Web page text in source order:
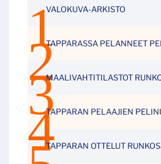
VALOKUVA-ARKISTO
TAPPARASSA PELANNEET
MAALIVAHTITILASTOT
TAPPARAN PELAAJIEN
TAPPARAN OTTELUT